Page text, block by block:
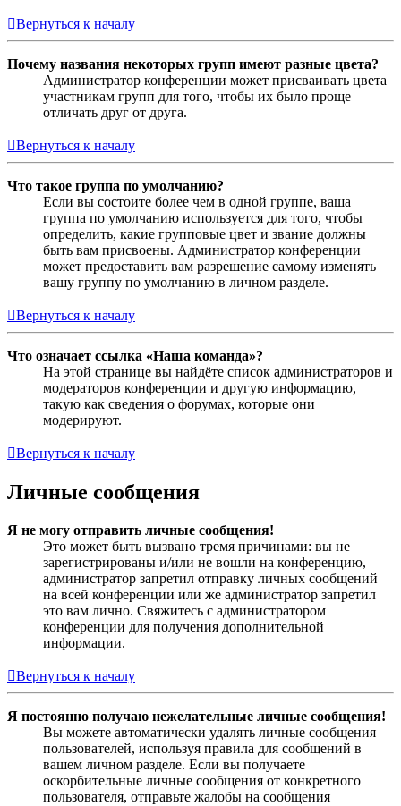
Вернуться к началу
Почему названия некоторых групп имеют разные цвета?
Администратор конференции может присваивать цвета
участникам групп для того, чтобы их было проще
отличать друг от друга.
Вернуться к началу
Что такое группа по умолчанию?
Если вы состоите более чем в одной группе, ваша
группа по умолчанию используется для того, чтобы
определить, какие групповые цвет и звание должны
быть вам присвоены. Администратор конференции
может предоставить вам разрешение самому изменять
вашу группу по умолчанию в личном разделе.
Вернуться к началу
Что означает ссылка «Наша команда»?
На этой странице вы найдёте список администраторов и
модераторов конференции и другую информацию,
такую как сведения о форумах, которые они
модерируют.
Вернуться к началу
Личные сообщения
Я не могу отправить личные сообщения!
Это может быть вызвано тремя причинами: вы не
зарегистрированы и/или не вошли на конференцию,
администратор запретил отправку личных сообщений
на всей конференции или же администратор запретил
это вам лично. Свяжитесь с администратором
конференции для получения дополнительной
информации.
Вернуться к началу
Я постоянно получаю нежелательные личные сообщения!
Вы можете автоматически удалять личные сообщения
пользователей, используя правила для сообщений в
вашем личном разделе. Если вы получаете
оскорбительные личные сообщения от конкретного
пользователя, отправьте жалобы на сообщения